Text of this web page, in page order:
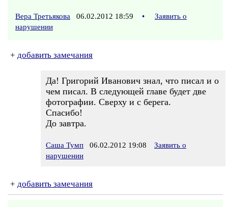
Вера Третьякова 06.02.2012 18:59 •
Заявить о
нарушении
+ добавить замечания
Да! Григорий Иванович знал, что писал и о
чем писал. В следующей главе будет две
фотографии. Сверху и с берега.
Спасибо!
До завтра.
Саша Тумп 06.02.2012 19:08
Заявить о
нарушении
+ добавить замечания